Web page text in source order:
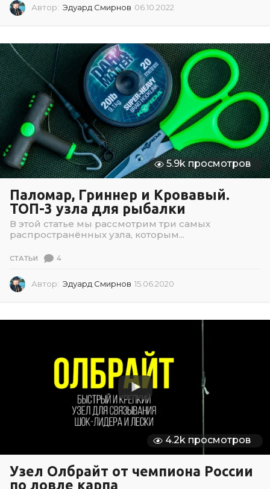
Автор: Эдуард Смирнов 06.10.2022
1
0
.
2
0
2
2
5.9k просмотров
Паломар, Гриннер и Кровавый.
ТОП-3 узла для рыбалки
В этой статье мы рассмотрим три самых
распространённых узла, которым...
СТАТЬИ 4
Автор: Эдуард Смирнов 15.06.2020
0
4.2k просмотров
Узел Олбрайт от чемпиона России
по ловле карпа